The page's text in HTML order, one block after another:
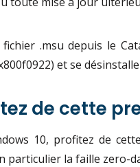
.msu depuis le
et se
de cette
10, profitez de
particulier la faille zero-